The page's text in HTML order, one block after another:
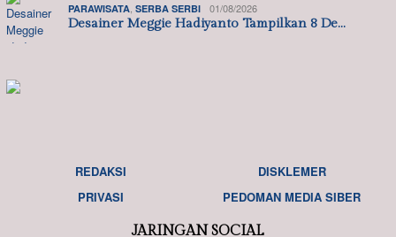
PARAWISATA SERBA SERBI 01/08/2026
Desainer Meggie Hadiyanto Tampilkan 8 De…
REDAKSI
DISKLEMER
PRIVASI
PEDOMAN MEDIA SIBER
JARINGAN SOCIAL